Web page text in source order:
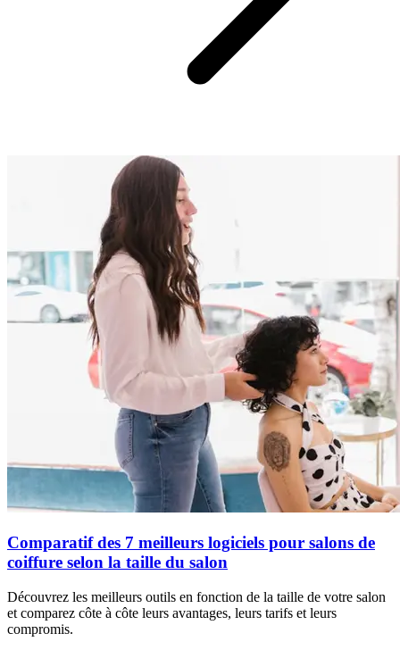
Comparatif des 7 meilleurs logiciels pour salons de
coiffure selon la taille du salon
Découvrez les meilleurs outils en fonction de la taille de votre salon
et comparez côte à côte leurs avantages, leurs tarifs et leurs
compromis.